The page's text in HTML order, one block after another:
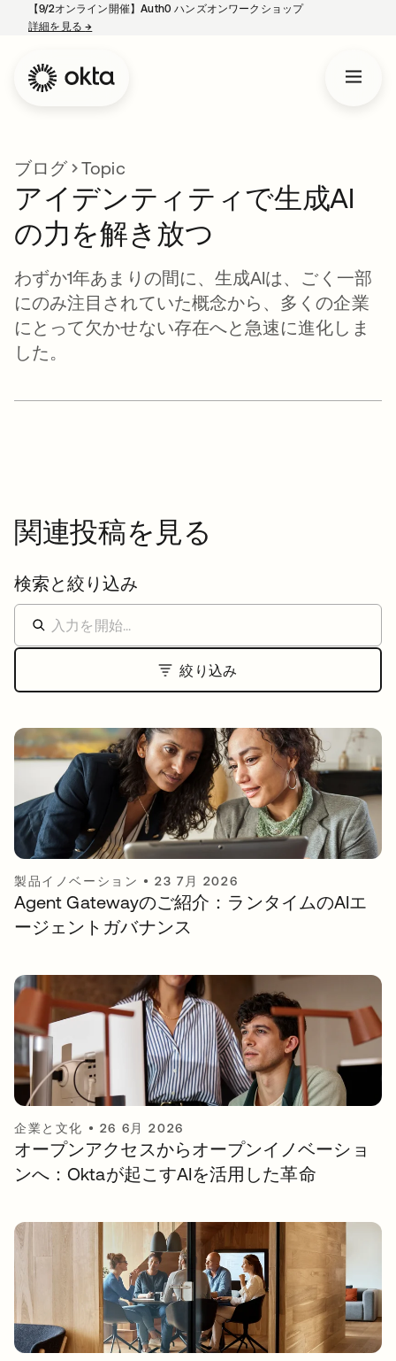
【9/2オンライン開催】Auth0 ハンズオンワークショップ
詳細を見る→
ブログ Topic
アイデンティティで生成AI
の力を解き放つ
わずか1年あまりの間に、生成AIは、ごく一部
にのみ注目されていた概念から、多くの企業
にとって欠かせない存在へと急速に進化しま
した。
関連投稿を見る
検索と絞り込み
絞り込み
製品イノベーション •23 7月 2026
Agent Gatewayのご紹介：ランタイムのAIエ
ージェントガバナンス
企業と文化 • 26 6月 2026
オープンアクセスからオープンイノベーショ
ンへ：Oktaが起こすAIを活用した革命